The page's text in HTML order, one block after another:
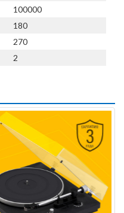
100000
180
270
2